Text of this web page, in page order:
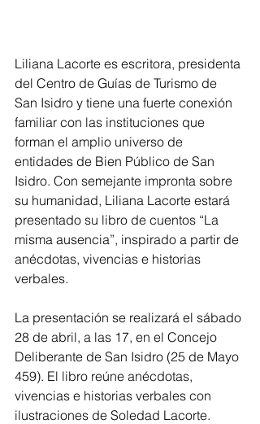
Liliana Lacorte es escritora, presidenta
del Centro de Guías de Turismo de
San Isidro y tiene una fuerte conexión
familiar con las instituciones que
forman el amplio universo de
entidades de Bien Público de San
Isidro. Con semejante impronta sobre
su humanidad, Liliana Lacorte estará
presentado su libro de cuentos “La
misma ausencia”, inspirado a partir de
anécdotas, vivencias e historias
verbales.
La presentación se realizará el sábado
28 de abril, a las 17, en el Concejo
Deliberante de San Isidro (25 de Mayo
459). El libro reúne anécdotas,
vivencias e historias verbales con
ilustraciones de Soledad Lacorte.